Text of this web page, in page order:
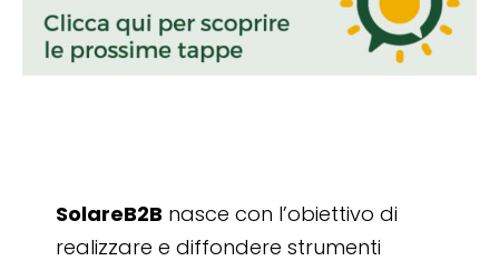
SolareB2B nasce con l’obiettivo di
realizzare e diffondere strumenti